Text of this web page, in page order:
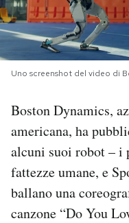
PODCAST
NEWSLETTER
I MIEI PREFERITI
CALENDARIO
Uno screenshot del video di
Boston Dynamics,
americana, ha
alcuni suoi robot – i
fattezze umane, e
ballano una
canzone “Do You